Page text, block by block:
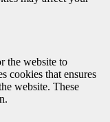
the website to
cookies that ensures
website. These